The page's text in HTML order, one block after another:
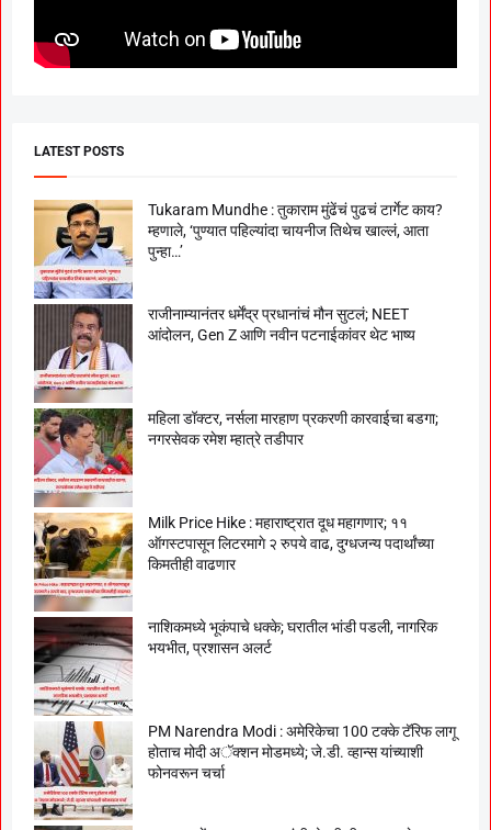
LATEST POSTS
Tukaram Mundhe : तुकाराम मुंढेंचं पुढचं टार्गेट काय?
म्हणाले, ‘पुण्यात पहिल्यांदा चायनीज तिथेच खाल्लं, आता
पुन्हा…’
राजीनाम्यानंतर धर्मेंद्र प्रधानांचं मौन सुटलं; NEET
आंदोलन, Gen Z आणि नवीन पटनाईकांवर थेट भाष्य
महिला डॉक्टर, नर्सला मारहाण प्रकरणी कारवाईचा बडगा;
नगरसेवक रमेश म्हात्रे तडीपार
Milk Price Hike : महाराष्ट्रात दूध महागणार; ११
ऑगस्टपासून लिटरमागे २ रुपये वाढ, दुग्धजन्य पदार्थांच्या
किमतीही वाढणार
नाशिकमध्ये भूकंपाचे धक्के; घरातील भांडी पडली, नागरिक
भयभीत, प्रशासन अलर्ट
PM Narendra Modi : अमेरिकेचा 100 टक्के टॅरिफ लागू
होताच मोदी अॅक्शन मोडमध्ये; जे.डी. व्हान्स यांच्याशी
फोनवरून चर्चा